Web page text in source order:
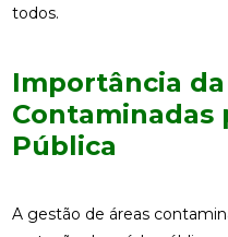
todos.
Importância
Contaminadas
Pública
A gestão de áreas